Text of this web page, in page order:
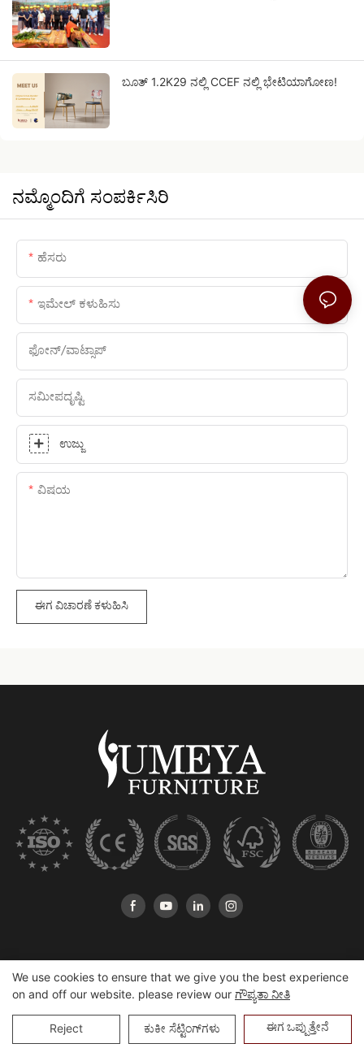
ಬೂತ್ 1.2K29 ನಲ್ಲಿ CCEF ನಲ್ಲಿ ಭೇಟಿಯಾಗೋಣ!
ನಮ್ಮೊಂದಿಗೆ ಸಂಪರ್ಕಿಸಿರಿ
ಹೆಸರು
ಇಮೇಲ್ ಕಳುಹಿಸು
ಫೋನ್/ವಾಟ್ಸಾಪ್
ಸಮೀಪದೃಷ್ಟಿ
ಉಜ್ಜು
ವಿಷಯ
ಈಗ ವಿಚಾರಣೆ ಕಳುಹಿಸಿ
ಕೃತಿಸ್ವಾಮ್ಯ © 2025 ಹೆಶಾನ್ Yumeya Furniture ಕಂ, ಲಿಮಿಟೆಡ್ |
ಸೈಟ್ಮ್ಯಾಪ್
We use cookies to ensure that we give you the best experience
on and off our website. please review our ಗೌಪ್ಯತಾ ನೀತಿ
Reject ಕುಕೀ ಸೆಟ್ಟಿಂಗ್‌ಗಳು ಈಗ ಒಪ್ಪುತ್ತೇನೆ